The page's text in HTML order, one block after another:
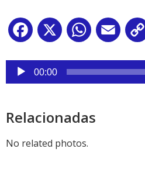
Facebook
X WhatsApp
Email
Reproductor
audio
00:00
Relacionadas
No related photos.